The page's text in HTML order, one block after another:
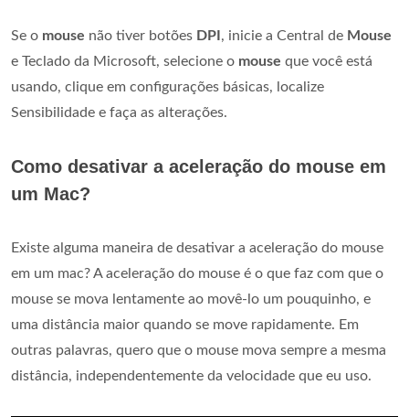
Se o mouse não tiver botões DPI , inicie a Central de Mouse
e Teclado da Microsoft, selecione o mouse que você está
usando, clique em configurações básicas, localize
Sensibilidade e faça as alterações.
Como desativar a aceleração do mouse em
um Mac?
Existe alguma maneira de desativar a aceleração do mouse
em um mac? A aceleração do mouse é o que faz com que o
mouse se mova lentamente ao movê-lo um pouquinho, e
uma distância maior quando se move rapidamente. Em
outras palavras, quero que o mouse mova sempre a mesma
distância, independentemente da velocidade que eu uso.